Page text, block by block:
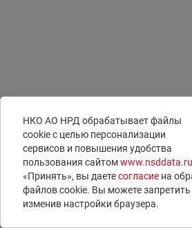
НКО АО НРД обрабатывает файлы
сookie с целью персонализации
сервисов и повышения удобства
пользования сайтомwww.nsddata.ru
«Принять», вы даетесогласие на
файлов cookie. Вы можете запретить
изменив настройки браузера.
Документы
Юридическая информация
Контакты
Вопросы и ответы
Раскрытие
ISIN-коды
LEI-коды
E-voting –